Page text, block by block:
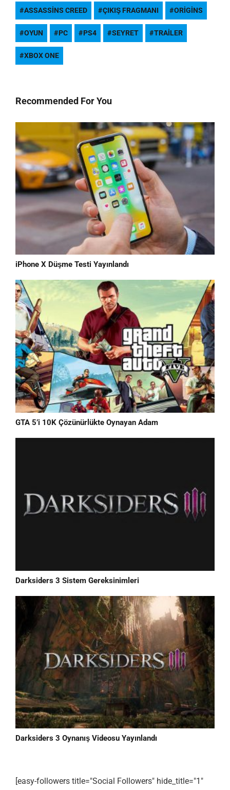
ASSASSINS CREED ÇIKIŞ FRAGMANI ORIGINS
OYUN PC PS4 SEYRET TRAILER
XBOX ONE
Recommended For You
iPhone X Düşme Testi Yayınlandı
GTA 5’i 10K Çözünürlükte Oynayan Adam
Darksiders 3 Sistem Gereksinimleri
Darksiders 3 Oynanış Videosu Yayınlandı
[easy-followers title="Social Followers" hide_title="1"